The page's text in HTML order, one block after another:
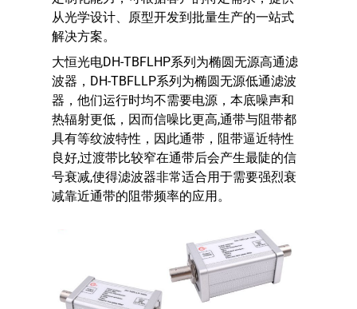
从光学设计、原型开发到批量生产的一站式
解决方案。
大恒光电DH-TBFLHP系列为椭圆无源高通滤
波器，DH-TBFLLP系列为椭圆无源低通滤波
器，他们运行时均不需要电源，本底噪声和
热辐射更低，因而信噪比更高,通带与阻带都
具有等纹波特性，因此通带，阻带逼近特性
良好,过渡带比较窄在通带后会产生最陡的信
号衰减,使得滤波器非常适合用于需要强烈衰
减靠近通带的阻带频率的应用。